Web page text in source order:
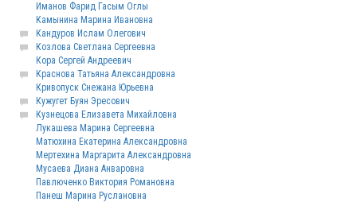
Иманов Фарид Гасым Оглы
Камынина Марина Ивановна
Кандуров Ислам Олегович
Козлова Светлана Сергеевна
Кора Сергей Андреевич
Краснова Татьяна Александровна
Кривопуск Снежана Юрьевна
Кужугет Буян Эресович
Кузнецова Елизавета Михайловна
Лукашева Марина Сергеевна
Матюхина Екатерина Александровна
Мертехина Маргарита Александровна
Мусаева Диана Анваровна
Павлюченко Виктория Романовна
Панеш Марина Руслановна